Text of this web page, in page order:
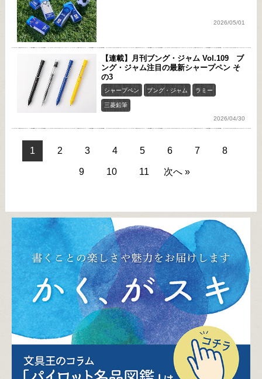
2026/05/01
【連載】月刊ブング・ジャム Vol.109 ブ
ング・ジャム注目の最新シャープペン そ
の3
シャープペン ブング・ジャム ラミー
三菱鉛筆
2026/04/30
1 2 3 4 5 6 7 8
9 10 11 次へ »